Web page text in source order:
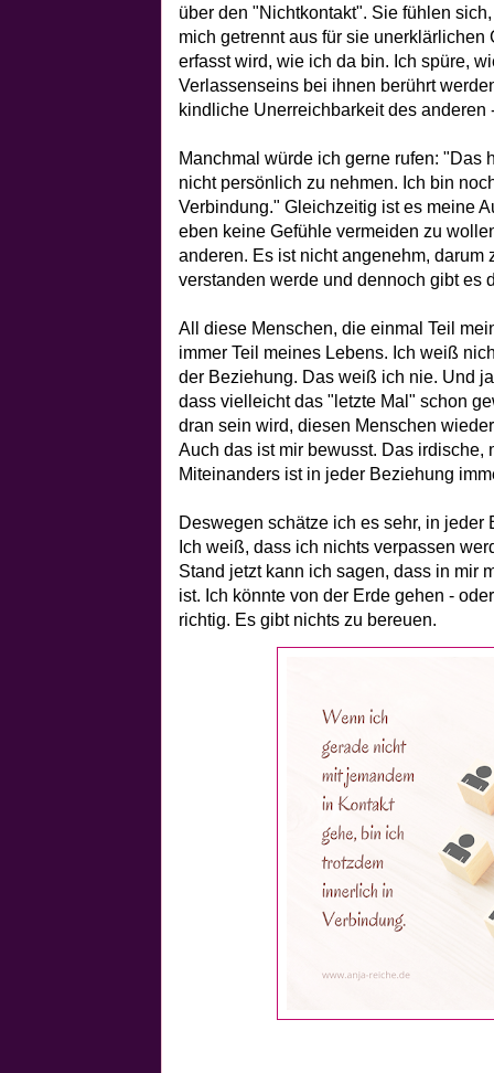
über den "Nichtkontakt". Sie fühlen
mich getrennt aus für sie unerklärlichen
erfasst wird, wie ich da bin. Ich spüre,
Verlassenseins bei ihnen berührt
kindliche Unerreichbarkeit des anderen
Manchmal würde ich gerne rufen: "Das
nicht persönlich zu nehmen. Ich bin
Verbindung." Gleichzeitig ist es meine
eben keine Gefühle vermeiden zu
anderen. Es ist nicht angenehm,
verstanden werde und dennoch gibt es
All diese Menschen, die einmal Teil
immer Teil meines Lebens. Ich weiß
der Beziehung. Das weiß ich nie. Und
dass vielleicht das "letzte Mal" schon
dran sein wird, diesen Menschen
Auch das ist mir bewusst. Das irdische,
Miteinanders ist in jeder Beziehung
Deswegen schätze ich es sehr, in
Ich weiß, dass ich nichts verpassen
Stand jetzt kann ich sagen, dass in mir
ist. Ich könnte von der Erde gehen -
richtig. Es gibt nichts zu bereuen.